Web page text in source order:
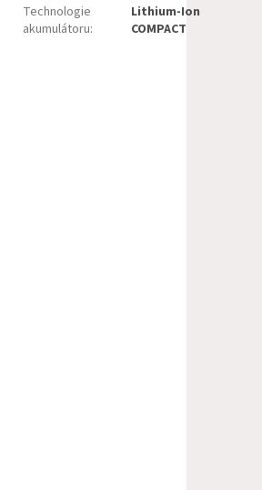
Technologie
akumulátoru:
Lithium-Ion
COMPACT